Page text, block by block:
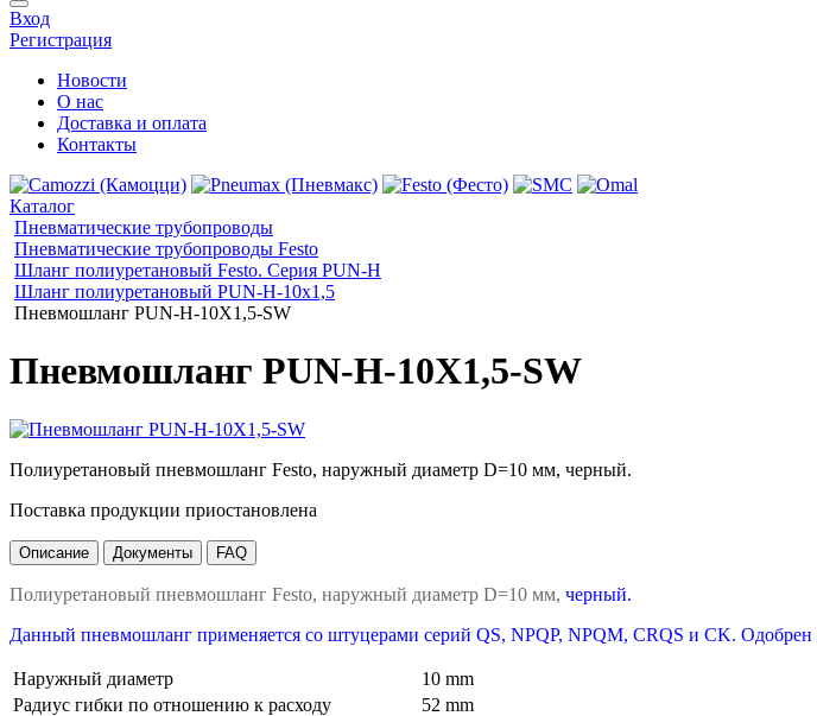
Вход
Регистрация
Новости
О нас
Доставка и оплата
Контакты
Каталог
Пневматические трубопроводы
Пневматические трубопроводы Festo
Шланг полиуретановый Festo. Серия PUN-Н
Шланг полиуретановый PUN-H-10x1,5
Пневмошланг PUN-H-10X1,5-SW
Пневмошланг PUN-H-10X1,5-SW
Полиуретановый пневмошланг Festo, наружный диаметр D=10 мм, черный.
Поставка продукции приостановлена
Описание Документы FAQ
Полиуретановый пневмошланг Festo, наружный диаметр D=10 мм, черный.
Данный пневмошланг применяется со штуцерами серий QS, NPQP, NPQM, CRQS и CK.
Наружный диаметр
10 mm
Радиус гибки по отношению к расходу
52 mm